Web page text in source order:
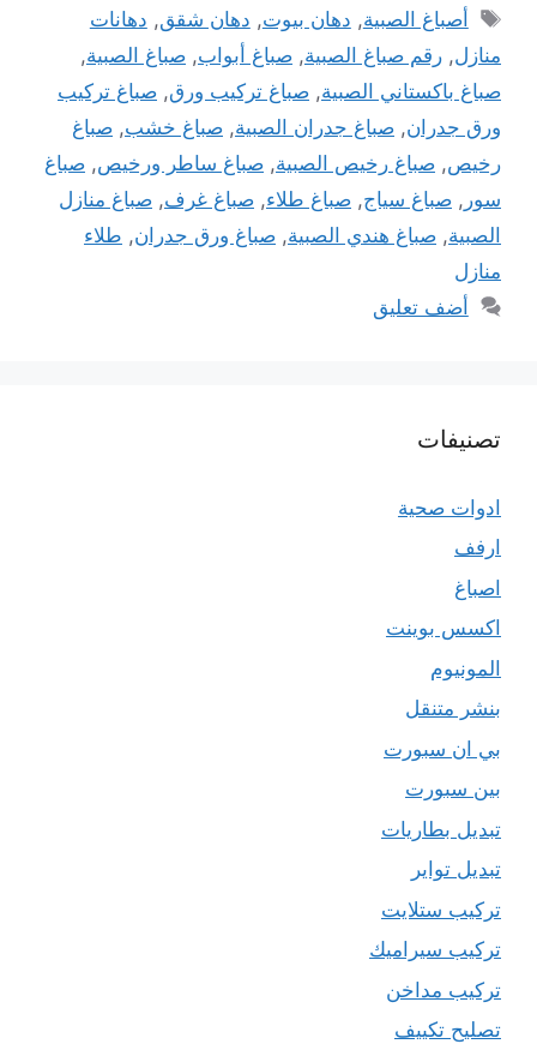
الوسوم
أصباغ الصبية, دهان بيوت, دهان شقق, دهانات
منازل, رقم صباغ الصبية, صباغ أبواب, صباغ الصبية,
صباغ باكستاني الصبية, صباغ تركيب ورق, صباغ تركيب
ورق جدران, صباغ جدران الصبية, صباغ خشب, صباغ
رخيص, صباغ رخيص الصبية, صباغ ساطر ورخيص, صباغ
سور , صباغ سياج, صباغ طلاء, صباغ غرف, صباغ منازل
الصبية, صباغ هندي الصبية, صباغ ورق جدران, طلاء
منازل
أضف تعليق
تصنيفات
ادوات صحية
ارفف
اصباغ
اكسس بوينت
المونيوم
بنشر متنقل
بي ان سبورت
بين سبورت
تبديل بطاريات
تبديل تواير
تركيب ستلايت
تركيب سيراميك
تركيب مداخن
تصليح تكييف